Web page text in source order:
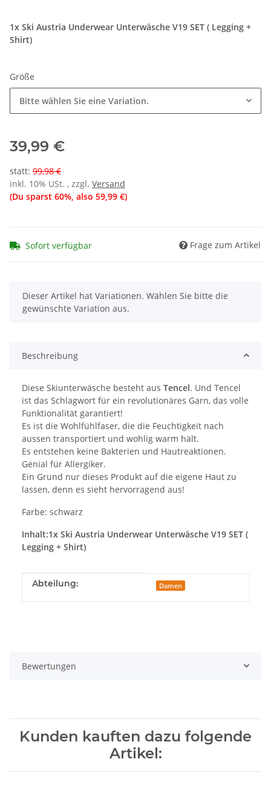
1x Ski Austria Underwear Unterwäsche V19 SET ( Legging +
Shirt)
Größe
Bitte wählen Sie eine Variation.
39,99 €
statt: 99,98 €
inkl. 10% USt. , zzgl. Versand
(Du sparst 60%, also 59,99 €)
Sofort verfügbar Frage zum Artikel
x
Dieser Artikel hat Variationen. Wählen Sie bitte die
gewünschte Variation aus.
Beschreibung
Diese Skiunterwäsche besteht aus Tencel. Und Tencel
ist das Schlagwort für ein revolutionäres Garn, das volle
Funktionalität garantiert!
Es ist die Wohlfühlfaser, die die Feuchtigkeit nach
aussen transportiert und wohlig warm hält.
Es entstehen keine Bakterien und Hautreaktionen.
Genial für Allergiker.
Ein Grund nur dieses Produkt auf die eigene Haut zu
lassen, denn es sieht hervorragend aus!
Farbe: schwarz
Inhalt:1x Ski Austria Underwear Unterwäsche V19 SET (
Legging + Shirt)
Produkteigenschaft
Wert
Abteilung: Damen
Bewertungen
Kunden kauften dazu folgende
Artikel: